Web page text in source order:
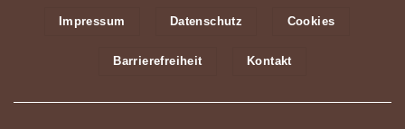
Impressum Datenschutz Cookies
Barrierefreiheit Kontakt